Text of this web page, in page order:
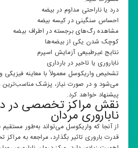
درد یا ناراحتی مداوم در بیضه
احساس سنگینی در کیسه بیضه
مشاهده رگ‌های برجسته در اطراف بیضه
کوچک شدن یکی از بیضه‌ها
نتایج غیرطبیعی آزمایش اسپرم
ناباروری یا تاخیر در بارداری
تشخیص واریکوسل معمولاً با معاینه فیزیکی و
می‌شود و در صورت نیاز، پزشک مناسب‌ترین
پیشنهاد خواهد کرد.
نقش مراکز تخصصی در
ناباروری مردان
از آنجا که واریکوسل می‌تواند به‌طور
قدرت باروری تاثیر بگذارد، مراجعه به